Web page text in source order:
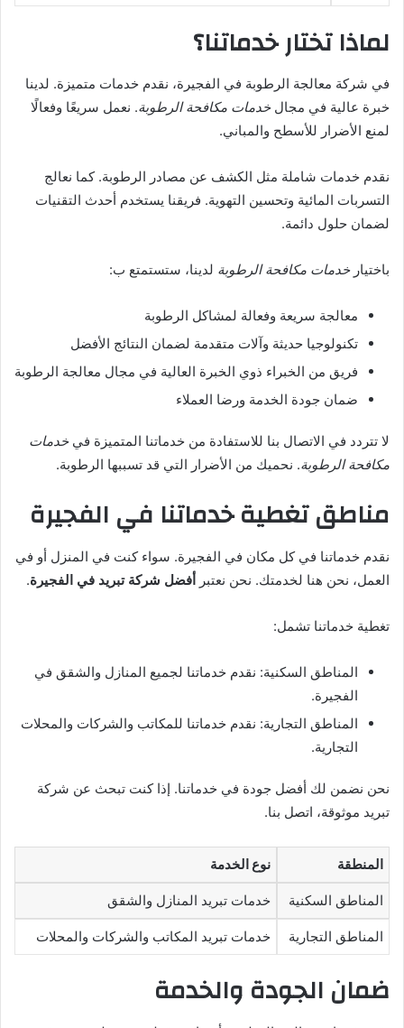
لماذا تختار خدماتنا؟
في شركة معالجة الرطوبة في الفجيرة، نقدم خدمات متميزة. لدينا
خبرة عالية في مجالخدمات مكافحة الرطوبة. نعمل سريعًا وفعالًا
لمنع الأضرار للأسطح والمباني.
نقدم خدمات شاملة مثل الكشف عن مصادر الرطوبة. كما نعالج
التسربات المائية وتحسين التهوية. فريقنا يستخدم أحدث التقنيات
لضمان حلول دائمة.
باختيارخدمات مكافحة الرطوبة لدينا، ستستمتع ب:
معالجة سريعة وفعالة لمشاكل الرطوبة
تكنولوجيا حديثة وآلات متقدمة لضمان النتائج الأفضل
فريق من الخبراء ذوي الخبرة العالية في مجال معالجة الرطوبة
ضمان جودة الخدمة ورضا العملاء
لا تتردد في الاتصال بنا للاستفادة من خدماتنا المتميزة فيخدمات
مكافحة الرطوبة. نحميك من الأضرار التي قد تسببها الرطوبة.
مناطق تغطية خدماتنا في الفجيرة
نقدم خدماتنا في كل مكان في الفجيرة. سواء كنت في المنزل أو في
العمل، نحن هنا لخدمتك. نحن نعتبر أفضل شركة تبريد في الفجيرة.
تغطية خدماتنا تشمل:
المناطق السكنية: نقدم خدماتنا لجميع المنازل والشقق في
الفجيرة.
المناطق التجارية: نقدم خدماتنا للمكاتب والشركات والمحلات
التجارية.
نحن نضمن لك أفضل جودة في خدماتنا. إذا كنت تبحث عن شركة
تبريد موثوقة، اتصل بنا.
المنطقة نوع الخدمة
المناطق السكنية خدمات تبريد المنازل والشقق
المناطق التجارية خدمات تبريد المكاتب والشركات والمحلات
ضمان الجودة والخدمة